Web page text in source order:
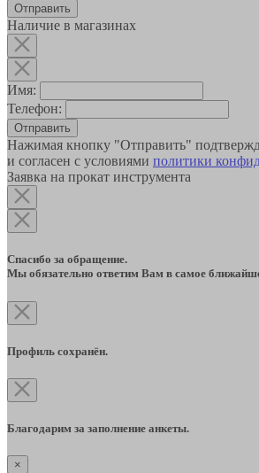
Наличие в магазинах
Имя:
Телефон:
Отправить
Нажимая кнопку "Отправить"
и согласен с условиями политики
Заявка на прокат инструмента
Спасибо за обращение.
Мы обязательно ответим Вам в самое
Профиль сохранён.
Благодарим за заполнение анкеты.
×